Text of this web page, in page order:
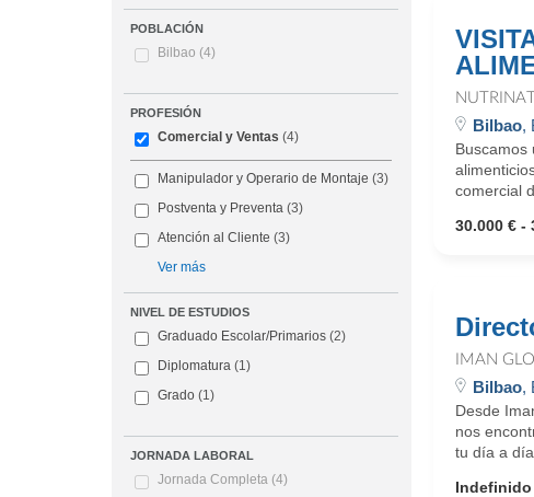
POBLACIÓN
Bilbao (4)
PROFESIÓN
Comercial y Ventas (4)
Manipulador y Operario de Montaje (3)
Postventa y Preventa (3)
Atención al Cliente (3)
Ver más
NIVEL DE ESTUDIOS
Graduado Escolar/Primarios (2)
Diplomatura (1)
Grado (1)
JORNADA LABORAL
Jornada Completa (4)
NUTRINAT
Bilbao,
Buscamos
comercial
30.000 € -
IMAN
Bilbao,
Desde
nos
tu día a
Indefinido